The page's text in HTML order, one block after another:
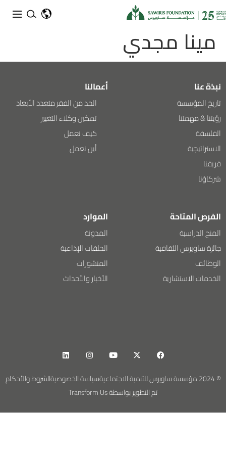
مينا مجدي
نبذة عنا
تاريخ المؤسسة
رؤيتنا & مهمتنا
الفلسفة
الاستراتيجية
فريقنا
شركاؤنا
أعمالنا
الحد من الفقر متعدد الأبعاد
تمكين وكلاء التغيير
كيف نعمل
أين نعمل
الفرص المتاحة
المنح الدراسية
جائزة ساويرس الثقافية
الوظائف
الخدمات الاستشارية
الموارد
المدونة
الحلقات الإذاعية
المنشورات
الأخبار والأحداث
© 2024 مؤسسة ساويرس للتنمية الاجتماعية سياسة الخصوصيةالشروط والأحكام
تم التطوير بواسطة Transform Us